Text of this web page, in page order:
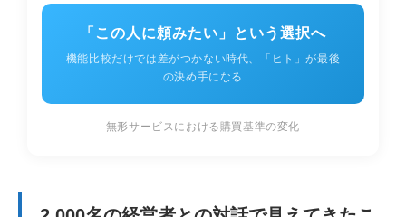
「この人に頼みたい」という選択へ
機能比較だけでは差がつかない時代、「ヒト」が最後
の決め手になる
無形サービスにおける購買基準の変化